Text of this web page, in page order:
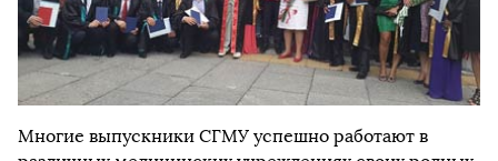
Многие выпускники СГМУ успешно работают в